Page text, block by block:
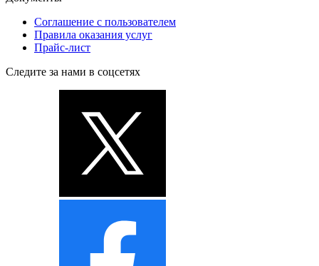
Соглашение с пользователем
Правила оказания услуг
Прайс-лист
Следите за нами в соцсетях